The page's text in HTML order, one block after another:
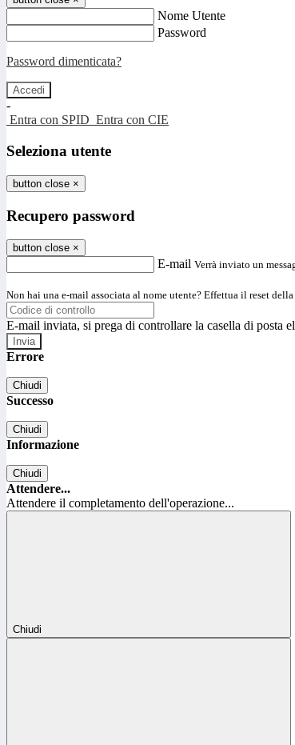
Nome Utente
Password
Password dimenticata?
-
Entra con SPID Entra con CIE
Seleziona utente
button close ×
Recupero password
button close ×
E-mail Verrà inviato un
Non hai una e-mail associata al nome utente? Effettua il reset
E-mail inviata, si prega di controllare la casella di posta
Errore
Chiudi
Successo
Chiudi
Informazione
Chiudi
Attendere...
Attendere il completamento dell'operazione...
Chiudi